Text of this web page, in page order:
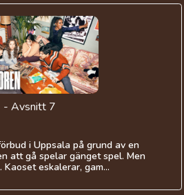
- Avsnitt 7
i Uppsala på grund av en
att gå spelar gänget spel. Men
eskalerar, gam...